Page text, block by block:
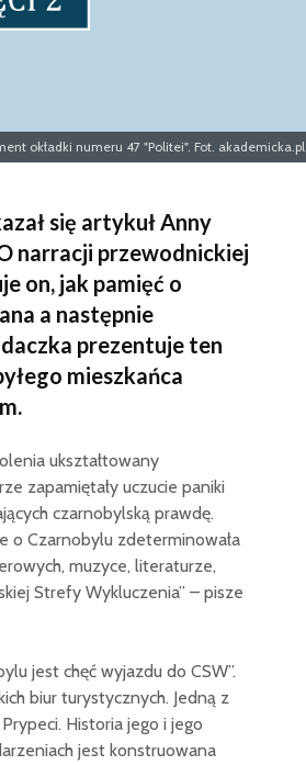
okładki numeru 47 "Politei". Fot. akademicka.pl
się artykuł Anny
narracji przewodnickiej
on, jak pamięć o
a następnie
prezentuje ten
mieszkańca
ukształtowany
zapamiętały uczucie paniki
czarnobylską prawdę.
o Czarnobylu zdeterminowała
muzyce, literaturze,
Strefy Wykluczenia” – pisze
jest chęć wyjazdu do CSW”.
biur turystycznych. Jedną z
Historia jego i jego
jest konstruowana